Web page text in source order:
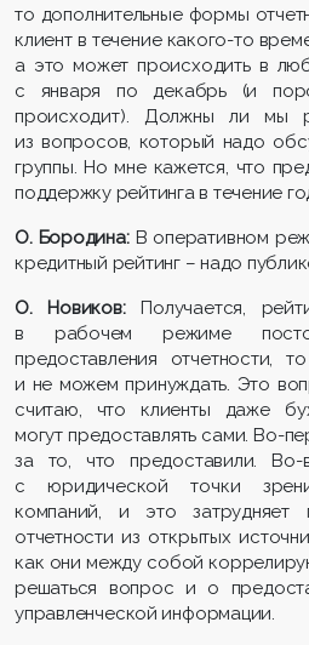
то дополнительные формы
клиент в течение какого-то
а это может происходить в
с января по декабрь (и
происходит). Должны ли мы
из вопросов, который надо
группы. Но мне кажется, что
поддержку рейтинга в течение
О. Бородина:В оперативном
кредитный рейтинг – надо
О. Новиков:Получается,
в рабочем режиме
предоставления отчетности,
и не можем принуждать. Это
считаю, что клиенты даже
могут предоставлять сами. Во-
за то, что предоставили. Во-
с юридической точки
компаний, и это затрудняет
отчетности из открытых
как они между собой
решаться вопрос и о
управленческой информации.